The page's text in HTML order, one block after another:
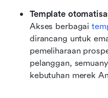
Template
Akses berbagai
dirancang untuk
pemeliharaan
pelanggan,
kebutuhan merek